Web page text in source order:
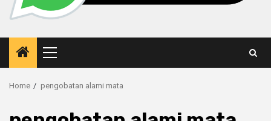
Primary
Menu
Home pengobatan alami mata